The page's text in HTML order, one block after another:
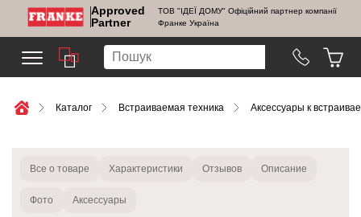
Approved
Partner
ТОВ "ІДЕЇ ДОМУ" Офіційний партнер компанії
Франке Україна
Каталог Встраиваемая техника Аксессуары к
Все о товаре Характеристики Отзывов Описание
Фото Аксессуары